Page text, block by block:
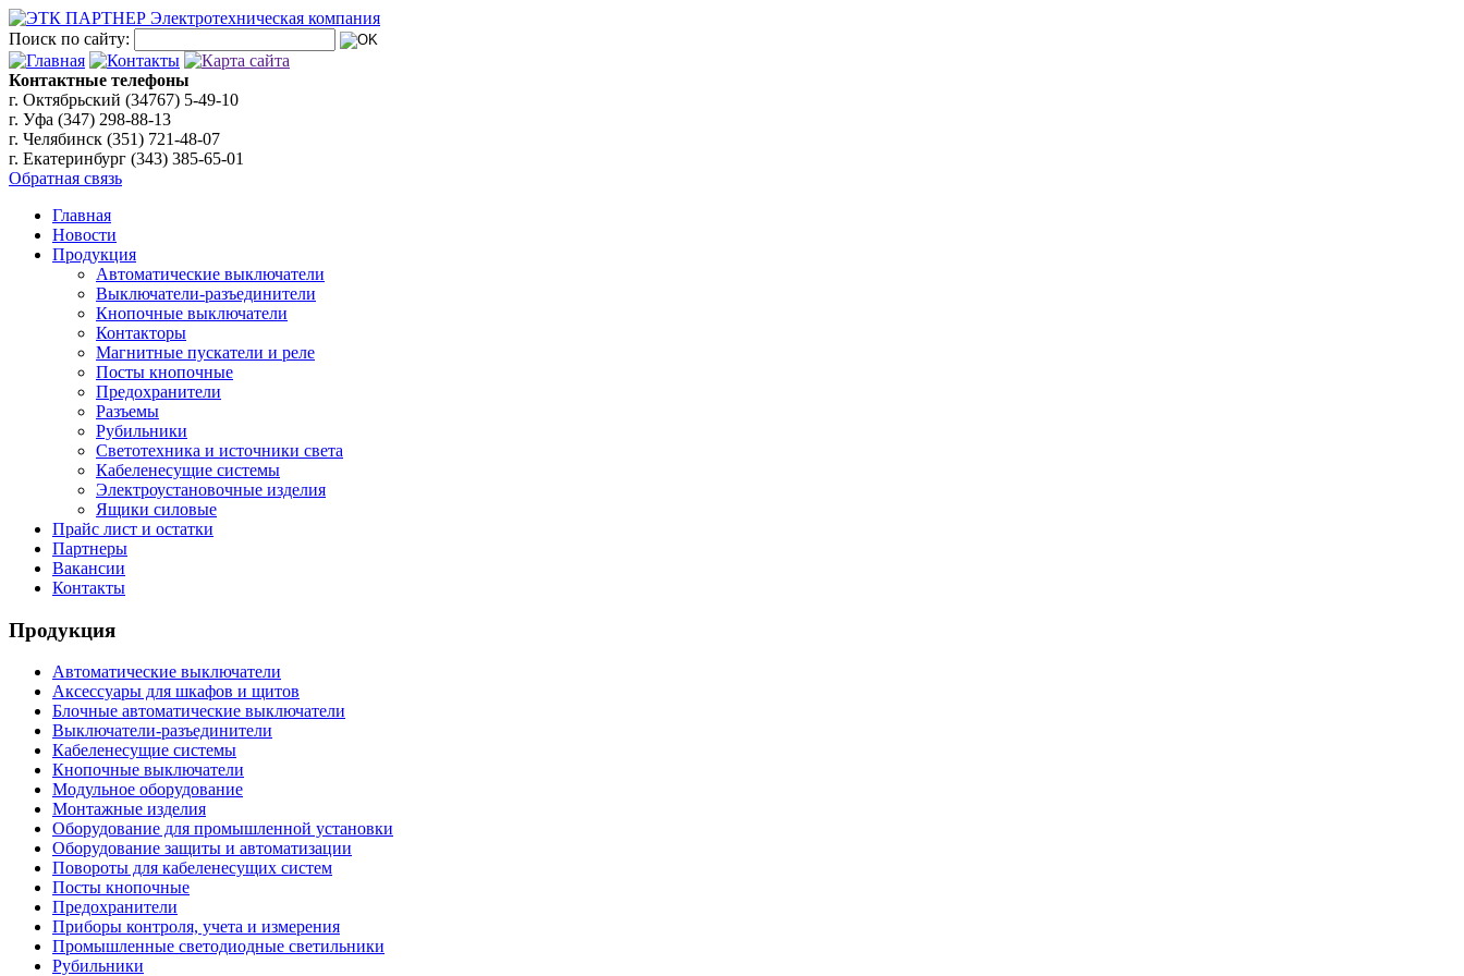
Поиск по сайту:
Контактные телефоны
г. Октябрьский (34767) 5-49-10
г. Уфа (347) 298-88-13
г. Челябинск (351) 721-48-07
г. Екатеринбург (343) 385-65-01
Обратная связь
Главная
Новости
Продукция
Автоматические выключатели
Выключатели-разъединители
Кнопочные выключатели
Контакторы
Магнитные пускатели и реле
Посты кнопочные
Предохранители
Разъемы
Рубильники
Светотехника и источники света
Кабеленесущие системы
Электроустановочные изделия
Ящики силовые
Прайс лист и остатки
Партнеры
Вакансии
Контакты
Продукция
Автоматические выключатели
Аксессуары для шкафов и щитов
Блочные автоматические выключатели
Выключатели-разъединители
Кабеленесущие системы
Кнопочные выключатели
Модульное оборудование
Монтажные изделия
Оборудование для промышленной установки
Оборудование защиты и автоматизации
Повороты для кабеленесущих систем
Посты кнопочные
Предохранители
Приборы контроля, учета и измерения
Промышленные светодиодные светильники
Рубильники